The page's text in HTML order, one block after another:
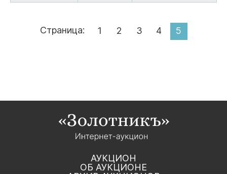
Страница: 1 2 3 4 5
АУКЦИОН
ОБ АУКЦИОНЕ